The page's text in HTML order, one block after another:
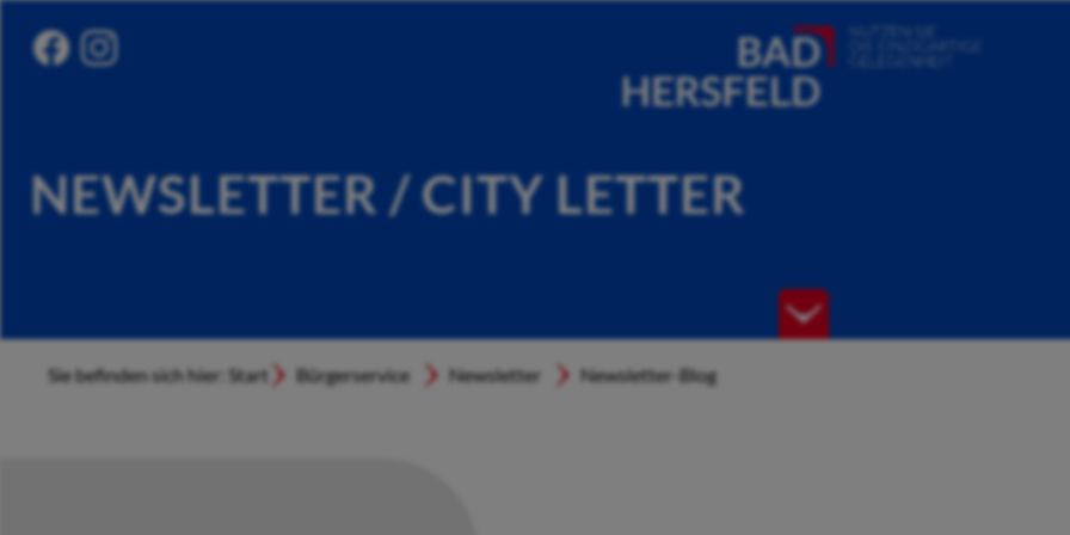
NEWSLETTER / CITY LETTER
Sie befinden sich hier: Start Bürgerservice Newsletter Newsletter-Blog